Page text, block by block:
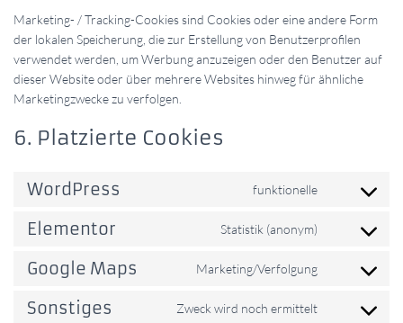
Marketing- / Tracking-Cookies sind Cookies oder eine andere Form
der lokalen Speicherung, die zur Erstellung von Benutzerprofilen
verwendet werden, um Werbung anzuzeigen oder den Benutzer auf
dieser Website oder über mehrere Websites hinweg für ähnliche
Marketingzwecke zu verfolgen.
6. Platzierte Cookies
WordPress funktionelle
Consent
service
Elementor Statistik (anonym)
Consent
service
Google Maps Marketing/Verfolgung
Consent
service
Sonstiges Zweck wird noch ermittelt
Consent